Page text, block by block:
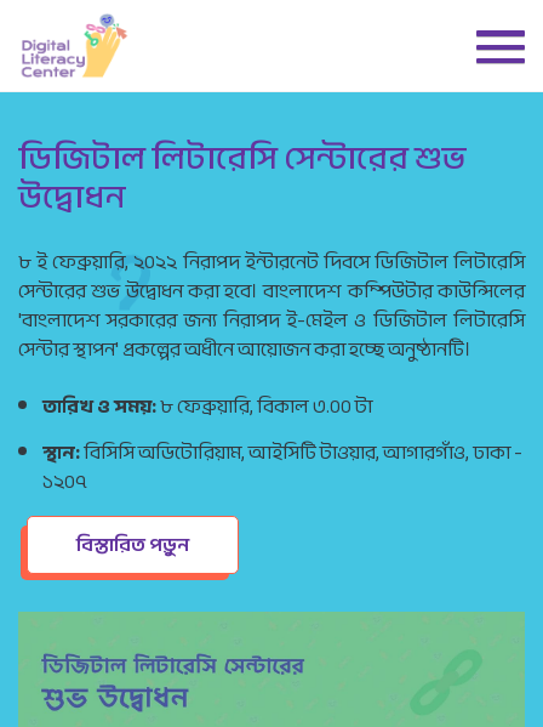
ডিজিটাল লিটারেসি সেন্টারের শুভ
উদ্বোধন
৮ ই ফেব্রুয়ারি, ২০২২ নিরাপদ ইন্টারনেট দিবসে ডিজিটাল লিটারেসি
সেন্টারের শুভ উদ্বোধন করা হবে। বাংলাদেশ কম্পিউটার কাউন্সিলের
'বাংলাদেশ সরকারের জন্য নিরাপদ ই-মেইল ও ডিজিটাল লিটারেসি
সেন্টার স্থাপন' প্রকল্পের অধীনে আয়োজন করা হচ্ছে অনুষ্ঠানটি।
তারিখ ও সময়:৮ ফেব্রুয়ারি, বিকাল ৩.০০ টা
স্থান:বিসিসি অডিটোরিয়াম, আইসিটি টাওয়ার, আগারগাঁও, ঢাকা -
১২০৭
বিস্তারিত পড়ুন